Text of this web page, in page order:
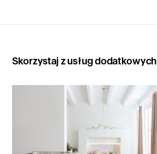
Skorzystaj z usług dodatkowych